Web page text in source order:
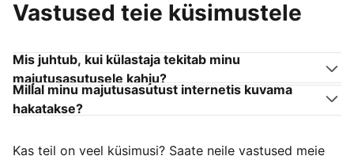
Vastused teie küsimustele
Mis juhtub, kui külastaja tekitab minu
majutusasutusele kahju?
Millal minu majutusasutust internetis kuvama
hakatakse?
Kas teil on veel küsimusi? Saate neile vastused meie